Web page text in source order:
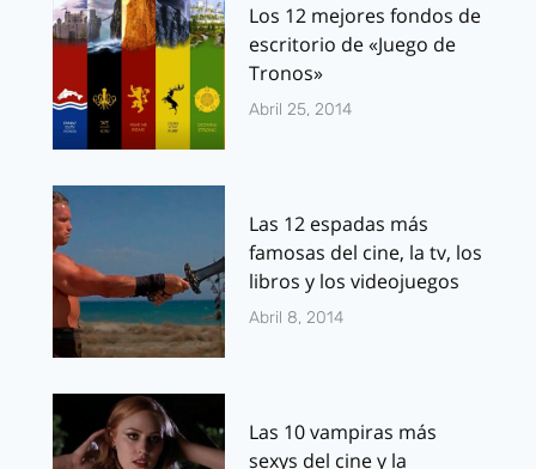
Los 12 mejores fondos de
escritorio de «Juego de
Tronos»
Abril 25, 2014
Las 12 espadas más
famosas del cine, la tv, los
libros y los videojuegos
Abril 8, 2014
Las 10 vampiras más
sexys del cine y la